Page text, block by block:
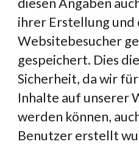
ihrer Erstellung und
Websitebesucher
gespeichert. Dies
Sicherheit, da wir
Inhalte auf unserer
werden können,
Benutzer erstellt